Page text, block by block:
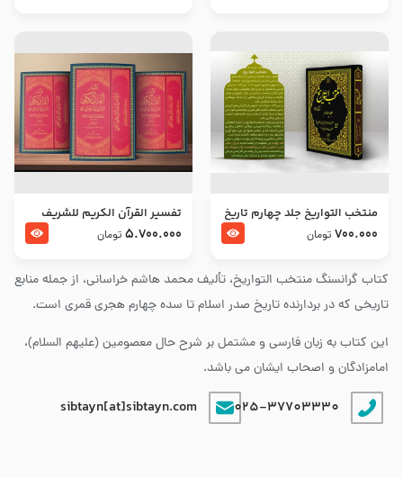
کتاب گرانسنگ منتخب التواريخ، تألیف محمد هاشم خراسانی، از جمله منابع
تاریخی که در بردارنده تاریخ صدر اسلام تا سده چهارم هجری قمری است.
این کتاب به زبان فارسی و مشتمل بر شرح حال معصومین (علیهم السلام)،
امامزادگان و اصحاب ایشان می باشد.
025-37703330
sibtayn[at]sibtayn.com
منتخب التواریخ جلد چهارم تاریخ
امام زین العابدین و امام محمد
700.000 تومان
تفسير القرآن الكريم للشريف
المرتضي قدس سرّه
5.700.000 تومان